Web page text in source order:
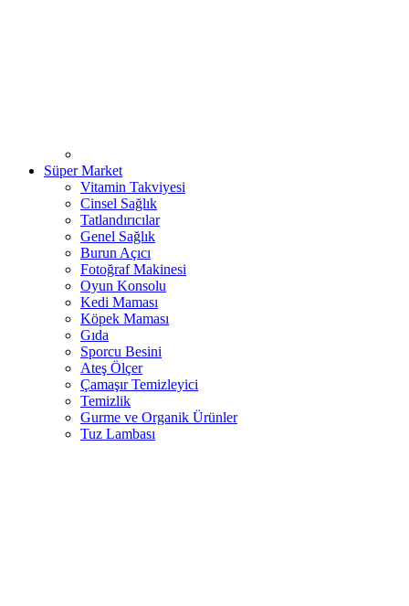
Süper Market
Vitamin Takviyesi
Cinsel Sağlık
Tatlandırıcılar
Genel Sağlık
Burun Açıcı
Fotoğraf Makinesi
Oyun Konsolu
Kedi Maması
Köpek Maması
Gıda
Sporcu Besini
Ateş Ölçer
Çamaşır Temizleyici
Temizlik
Gurme ve Organik Ürünler
Tuz Lambası